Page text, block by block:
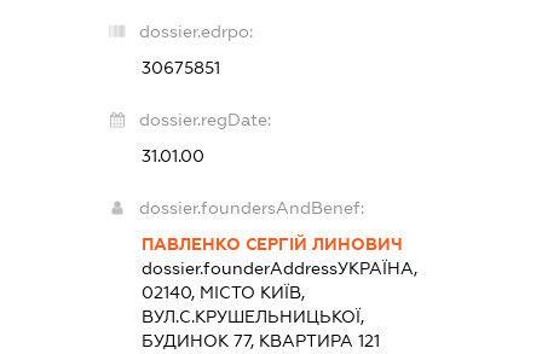
dossier.edrpo:
30675851
dossier.regDate:
31.01.00
dossier.foundersAndBenef:
ПАВЛЕНКО СЕРГІЙ ЛИНОВИЧ
dossier.founderAddressУКРАЇНА,
02140, МІСТО КИЇВ,
ВУЛ.С.КРУШЕЛЬНИЦЬКОЇ,
БУДИНОК 77, КВАРТИРА 121